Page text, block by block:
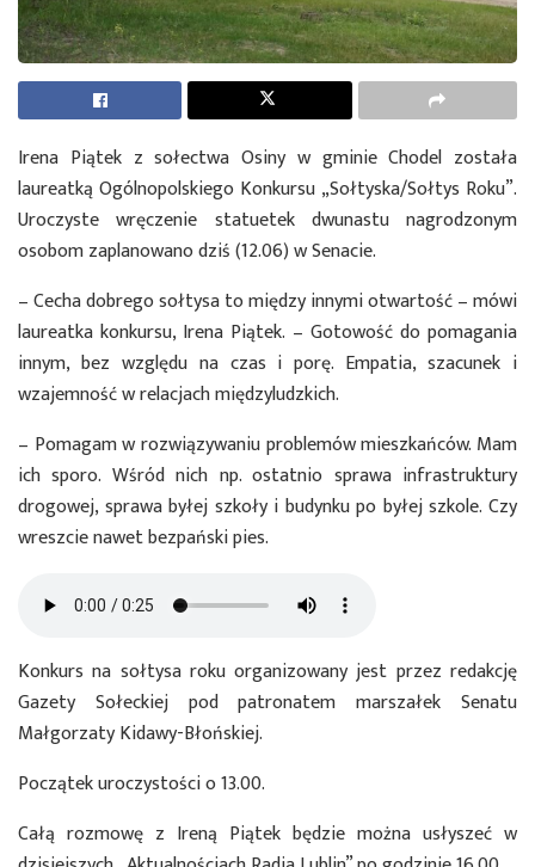
Irena Piątek z sołectwa Osiny w gminie Chodel została
laureatką Ogólnopolskiego Konkursu „Sołtyska/Sołtys Roku”.
Uroczyste wręczenie statuetek dwunastu nagrodzonym
osobom zaplanowano dziś (12.06) w Senacie.
– Cecha dobrego sołtysa to między innymi otwartość – mówi
laureatka konkursu, Irena Piątek. – Gotowość do pomagania
innym, bez względu na czas i porę. Empatia, szacunek i
wzajemność w relacjach międzyludzkich.
– Pomagam w rozwiązywaniu problemów mieszkańców. Mam
ich sporo. Wśród nich np. ostatnio sprawa infrastruktury
drogowej, sprawa byłej szkoły i budynku po byłej szkole. Czy
wreszcie nawet bezpański pies.
Konkurs na sołtysa roku organizowany jest przez redakcję
Gazety Sołeckiej pod patronatem marszałek Senatu
Małgorzaty Kidawy-Błońskiej.
Początek uroczystości o 13.00.
Całą rozmowę z Ireną Piątek będzie można usłyszeć w